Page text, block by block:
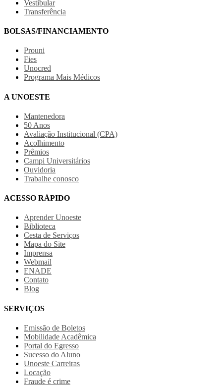
Vestibular
Transferência
BOLSAS/FINANCIAMENTO
Prouni
Fies
Unocred
Programa Mais Médicos
A UNOESTE
Mantenedora
50 Anos
Avaliação Institucional (CPA)
Acolhimento
Prêmios
Campi Universitários
Ouvidoria
Trabalhe conosco
ACESSO RÁPIDO
Aprender Unoeste
Biblioteca
Cesta de Serviços
Mapa do Site
Imprensa
Webmail
ENADE
Contato
Blog
SERVIÇOS
Emissão de Boletos
Mobilidade Acadêmica
Portal do Egresso
Sucesso do Aluno
Unoeste Carreiras
Locação
Fraude é crime